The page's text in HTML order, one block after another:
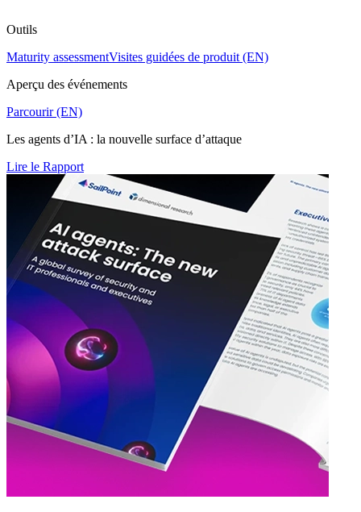
Outils
Maturity assessmentVisites guidées de produit (EN)
Aperçu des événements
Parcourir (EN)
Les agents d’IA : la nouvelle surface d’attaque
Lire le Rapport